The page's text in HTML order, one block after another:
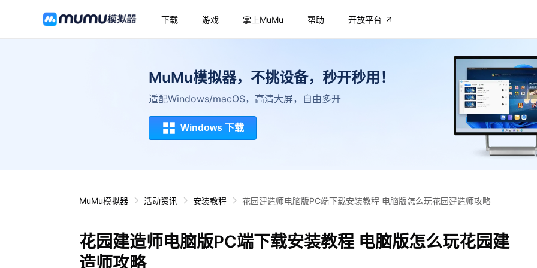
下载 游戏 掌上MuMu 帮助 开放平台
MuMu模拟器，不挑设备，秒开秒用！
适配Windows/macOS，高清大屏，自由多开
Windows 下载
MuMu模拟器 活动资讯 安装教程 花园建造师电脑版PC端下载安装教程 电脑版怎么玩花园建造师攻略
花园建造师电脑版PC端下载安装教程 电脑版怎么玩花园建
造师攻略